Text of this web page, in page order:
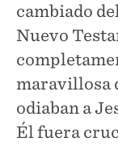
cambiado
Nuevo
maravillosa
odiaban a
Él fuera